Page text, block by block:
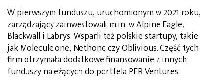
W pierwszym funduszu, uruchomionym w 2021 roku,
zarządzający zainwestowali m.in. w Alpine Eagle,
Blackwall i Labrys. Wsparli też polskie startupy, takie
jak Molecule.one, Nethone czy Oblivious. Część tych
firm otrzymała dodatkowe finansowanie z innych
funduszy należących do portfela PFR Ventures.